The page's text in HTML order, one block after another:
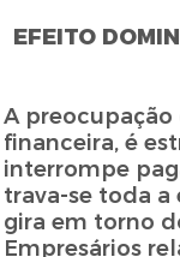
EFEITO
A preocupação
financeira, é
interrompe
trava-se toda
gira em torno
Empresários